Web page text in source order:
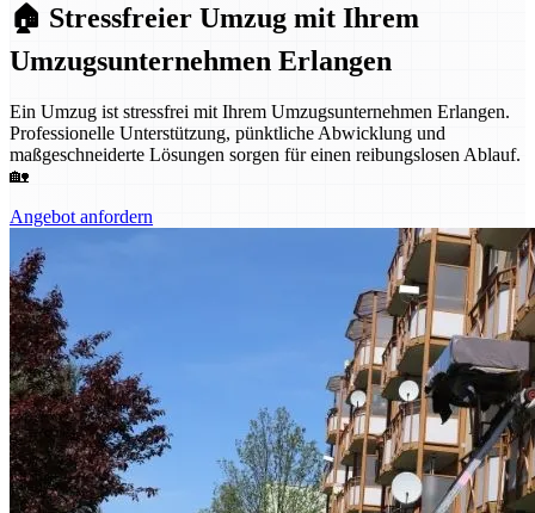
🏠 Stressfreier Umzug mit Ihrem
Umzugsunternehmen Erlangen
Ein Umzug ist stressfrei mit Ihrem Umzugsunternehmen Erlangen.
Professionelle Unterstützung, pünktliche Abwicklung und
maßgeschneiderte Lösungen sorgen für einen reibungslosen Ablauf.
🏡
Angebot anfordern